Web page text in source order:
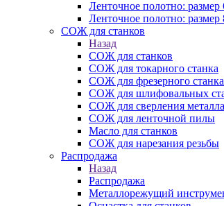
Ленточное полотно: размер
Ленточное полотно: размер
СОЖ для станков
Назад
СОЖ для станков
СОЖ для токарного станка
СОЖ для фрезерного станка
СОЖ для шлифовальных
СОЖ для сверления металла
СОЖ для ленточной пилы
Масло для станков
СОЖ для нарезания резьбы
Распродажа
Назад
Распродажа
Металлорежущий